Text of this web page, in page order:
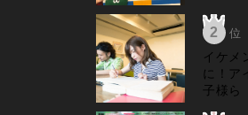
2 位
イケメ
に！ア
子様ら